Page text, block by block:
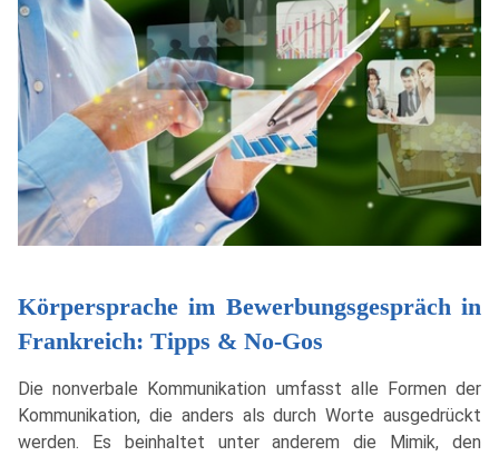
Körpersprache im Bewerbungsgespräch in
Frankreich: Tipps & No-Gos
Die nonverbale Kommunikation umfasst alle Formen der
Kommunikation, die anders als durch Worte ausgedrückt
werden. Es beinhaltet unter anderem die Mimik, den